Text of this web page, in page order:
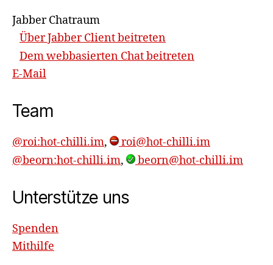
Jabber Chatraum
Über Jabber Client beitreten
Dem webbasierten Chat beitreten
E-Mail
Team
@roi:hot-chilli.im,
roi@hot-chilli.im
@beorn:hot-chilli.im, beorn@hot-chilli.im
Unterstütze uns
Spenden
Mithilfe